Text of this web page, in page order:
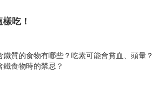
吃！
質的食物有哪些？吃素可能會貧血、頭暈？
食物時的禁忌？